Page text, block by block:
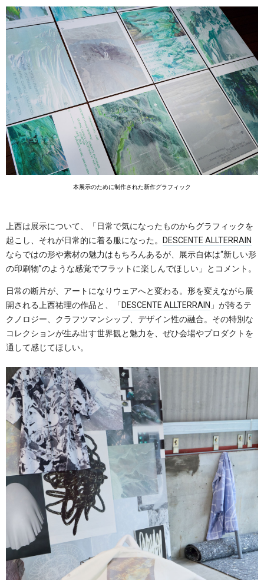
本展示のために制作された新作グラフィック
上西は展示について、「日常で気になったものからグラフィックを
起こし、それが日常的に着る服になった。
DESCENTE ALLTERRAIN
ならではの形や素材の魅力はもちろんあるが、展示自体は“新しい形
の印刷物”のような感覚でフラットに楽しんでほしい」とコメント。
日常の断片が、アートになりウェアへと変わる。形を変えながら展
開される上西祐理の作品と、「 DESCENTE ALLTERRAIN 」が誇るテ
クノロジー、クラフツマンシップ、デザイン性の融合。その特別な
コレクションが生み出す世界観と魅力を、ぜひ会場やプロダクトを
通して感じてほしい。